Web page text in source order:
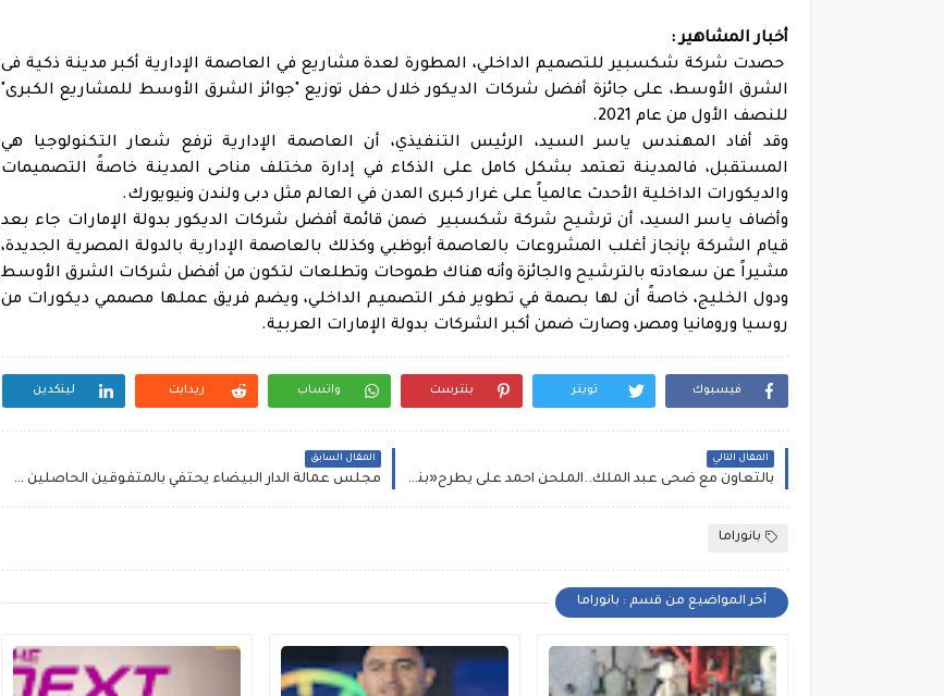
أخبار المشاهير :
حصدت شركة شكسبير للتصميم الداخلي، المطورة لعدة مشاريع في العاصمة الإدارية أكبر مدينة ذكية فى
الشرق الأوسط، على جائزة أفضل شركات الديكور خلال حفل توزيع "جوائز الشرق الأوسط للمشاريع الكبرى"
للنصف الأول من عام 2021.
وقد أفاد المهندس ياسر السيد، الرئيس التنفيذي، أن العاصمة الإدارية ترفع شعار التكنولوجيا هي
المستقبل، فالمدينة تعتمد بشكل كامل على الذكاء في إدارة مختلف مناحى المدينة خاصةً التصميمات
والديكورات الداخلية الأحدث عالمياً على غرار كبرى المدن في العالم مثل دبى ولندن ونيويورك.
وأضاف ياسر السيد، أن ترشيح شركة شكسبير ضمن قائمة أفضل شركات الديكور بدولة الإمارات جاء بعد
قيام الشركة بإنجاز أغلب المشروعات بالعاصمة أبوظبي وكذلك بالعاصمة الإدارية بالدولة المصرية الجديدة،
مشيراً عن سعادته بالترشيح والجائزة وأنه هناك طموحات وتطلعات لتكون من أفضل شركات الشرق الأوسط
ودول الخليج، خاصةً أن لها بصمة في تطوير فكر التصميم الداخلي، ويضم فريق عملها مصممي ديكورات من
روسيا ورومانيا ومصر، وصارت ضمن أكبر الشركات بدولة الإمارات العربية.
فيسبوك تويتر بنترست واتساب ريدايت لينكدين
المقال التالي
بالتعاون مع ضحى عبد الملك..الملحن احمد على يطرح«بنكمل بعض»
المقال السابق
مجلس عمالة الدار البيضاء يحتفي بالمتفوقين الحاصلين على شهادة الباكالوريا دورتي يونيو 2020-2021 ‎‎
بانوراما
أخر المواضيع من قسم : بانوراما